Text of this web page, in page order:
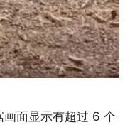
面显示有超过 6 个